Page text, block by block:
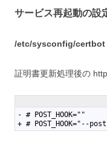
サービス再起動の設
/etc/sysconfig/certbot
証明書更新処理後の
- # POST_HOOK=""
+ # POST_HOOK="--